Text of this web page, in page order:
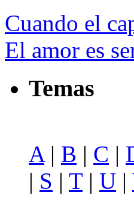
Cuando el
El amor es
Temas
A| B | C |
| S | T| U |